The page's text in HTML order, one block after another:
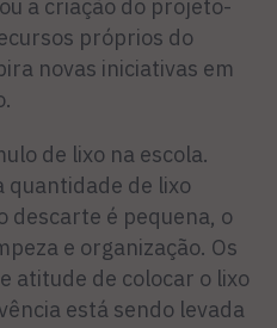
a criação do projeto-
próprios do
novas iniciativas em
de lixo na escola.
quantidade de lixo
descarte é pequena, o
e organização. Os
atitude de colocar o lixo
está sendo levada